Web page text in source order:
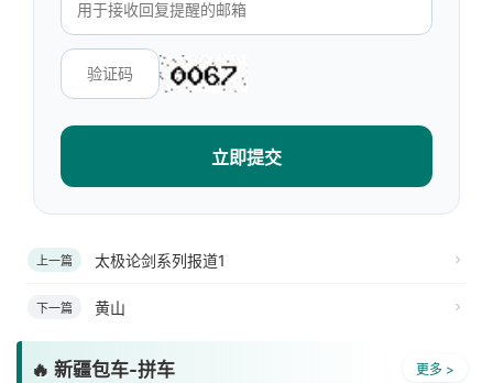
立即提交
上一篇 太极论剑系列报道1
下一篇 黄山
🔥 新疆包车-拼车 更多 >